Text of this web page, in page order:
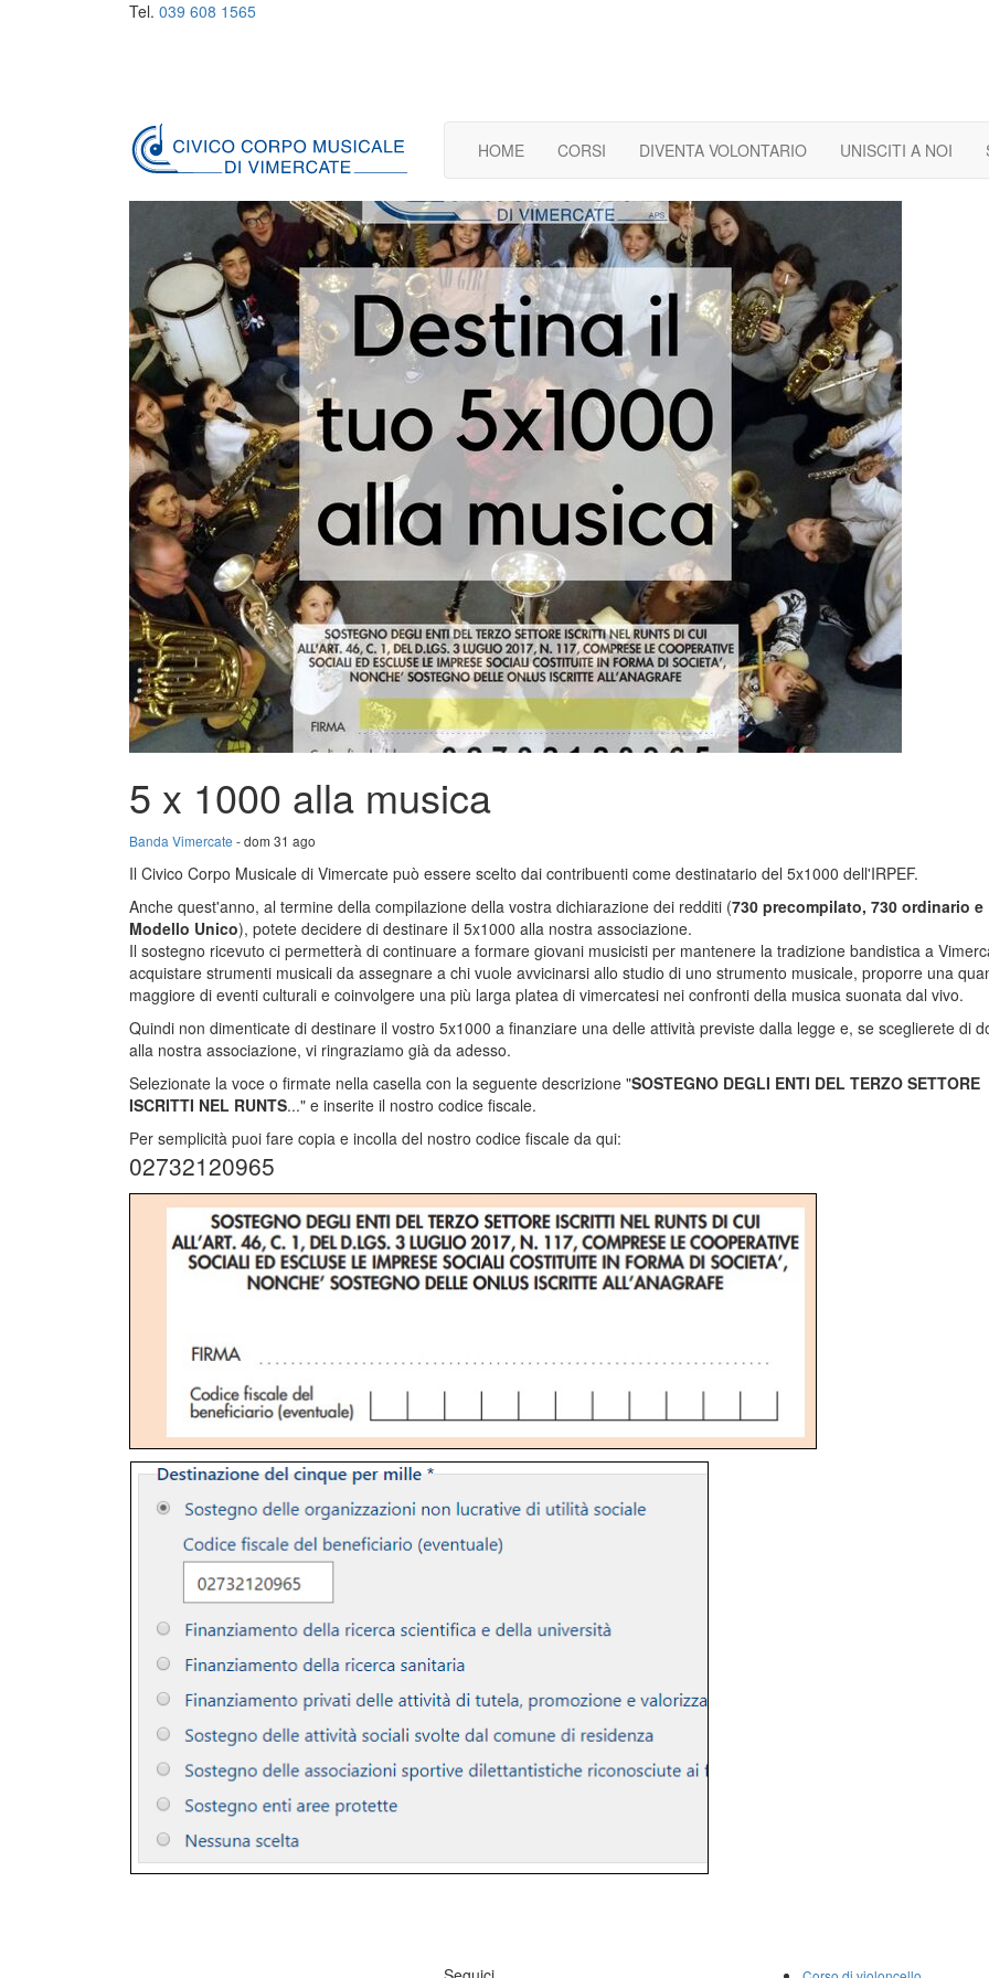
Tel. 039 608 1565
HOME CORSI DIVENTA VOLONTARIO UNISCITI A NOI
5 x 1000 alla musica
Banda Vimercate - dom 31 ago
Il Civico Corpo Musicale di Vimercate può essere scelto dai contribuenti come destinatario del 5x1000 dell'IRPEF.
Anche quest'anno, al termine della compilazione della vostra dichiarazione dei redditi (730 precompilato, 730 ordinario e
Modello Unico), potete decidere di destinare il 5x1000 alla nostra associazione.
Il sostegno ricevuto ci permetterà di continuare a formare giovani musicisti per mantenere la tradizione bandistica a
acquistare strumenti musicali da assegnare a chi vuole avvicinarsi allo studio di uno strumento musicale, proporre una
maggiore di eventi culturali e coinvolgere una più larga platea di vimercatesi nei confronti della musica suonata dal vivo.
Quindi non dimenticate di destinare il vostro 5x1000 a finanziare una delle attività previste dalla legge e, se sceglierete di
alla nostra associazione, vi ringraziamo già da adesso.
Selezionate la voce o firmate nella casella con la seguente descrizione "SOSTEGNO DEGLI ENTI DEL TERZO SETTORE
ISCRITTI NEL RUNTS..." e inserite il nostro codice fiscale.
Per semplicità puoi fare copia e incolla del nostro codice fiscale da qui:
02732120965